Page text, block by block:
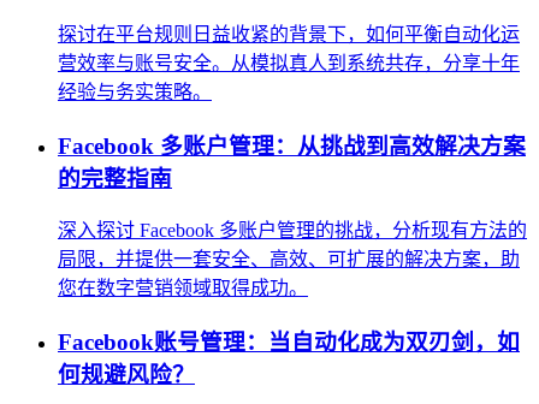
探讨在平台规则日益收紧的背景下，如何平衡自动化运
营效率与账号安全。从模拟真人到系统共存，分享十年
经验与务实策略。
Facebook 多账户管理：从挑战到高效解决方案
的完整指南
深入探讨 Facebook 多账户管理的挑战，分析现有方法的
局限，并提供一套安全、高效、可扩展的解决方案，助
您在数字营销领域取得成功。
Facebook账号管理：当自动化成为双刃剑，如
何规避风险？